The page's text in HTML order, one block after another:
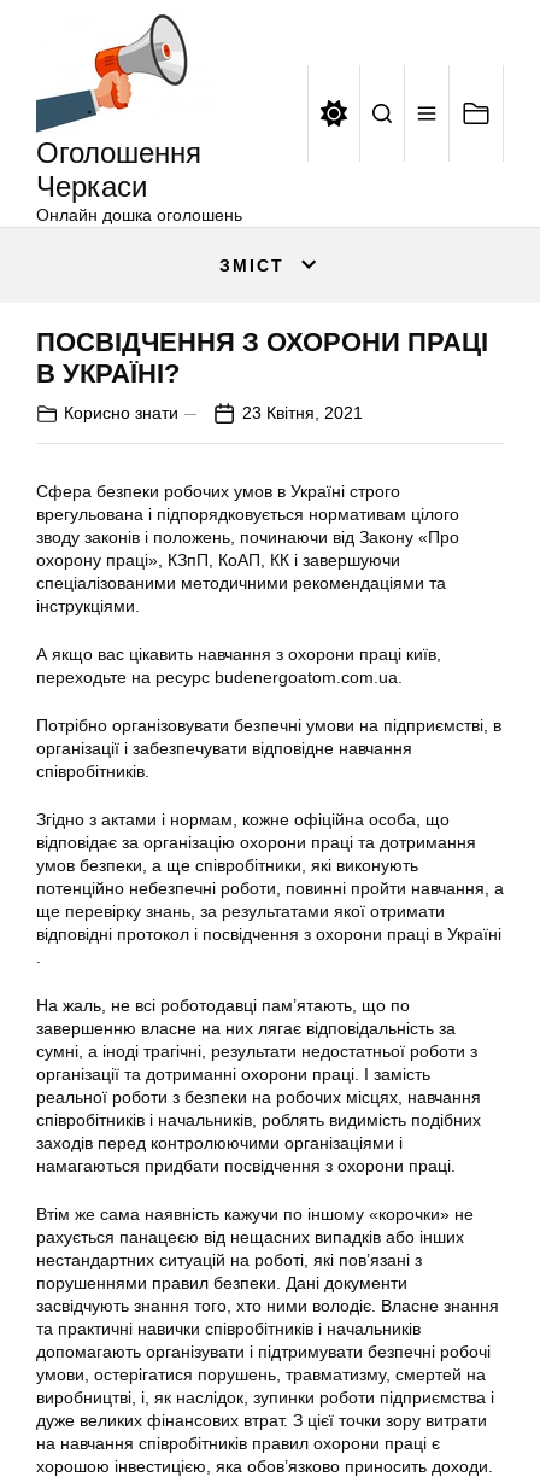
Оголошення
Черкаси
Онлайн дошка оголошень
ЗМІСТ
ПОСВІДЧЕННЯ З ОХОРОНИ ПРАЦІ
В УКРАЇНІ?
Корисно знати 23 Квітня, 2021
Сфера безпеки робочих умов в Україні строго
врегульована і підпорядковується нормативам цілого
зводу законів і положень, починаючи від Закону «Про
охорону праці», КЗпП, КоАП, КК і завершуючи
спеціалізованими методичними рекомендаціями та
інструкціями.
А якщо вас цiкавить навчання з охорони праці київ,
переходьте на ресурс budenergoatom.com.ua.
Потрібно організовувати безпечні умови на підприємстві, в
організації і забезпечувати відповідне навчання
співробітників.
Згідно з актами і нормам, кожне офіційна особа, що
відповідає за організацію охорони праці та дотримання
умов безпеки, а ще співробітники, які виконують
потенційно небезпечні роботи, повинні пройти навчання, а
ще перевірку знань, за результатами якої отримати
відповідні протокол і посвідчення з охорони праці в Україні
На жаль, не всі роботодавці пам’ятають, що по
завершенню власне на них лягає відповідальність за
сумні, а іноді трагічні, результати недостатньої роботи з
організації та дотриманні охорони праці. І замість
реальної роботи з безпеки на робочих місцях, навчання
співробітників і начальників, роблять видимість подібних
заходів перед контролюючими організаціями і
намагаються придбати посвідчення з охорони праці.
Втім же сама наявність кажучи по іншому «корочки» не
рахується панацеєю від нещасних випадків або інших
нестандартних ситуацій на роботі, які пов’язані з
порушеннями правил безпеки. Дані документи
засвідчують знання того, хто ними володіє. Власне знання
та практичні навички співробітників і начальників
допомагають організувати і підтримувати безпечні робочі
умови, остерігатися порушень, травматизму, смертей на
виробництві, і, як наслідок, зупинки роботи підприємства і
дуже великих фінансових втрат. З цієї точки зору витрати
на навчання співробітників правил охорони праці є
хорошою інвестицією, яка обов’язково приносить доходи.